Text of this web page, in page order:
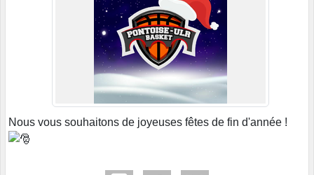
Nous vous souhaitons de joyeuses fêtes de fin d'année !